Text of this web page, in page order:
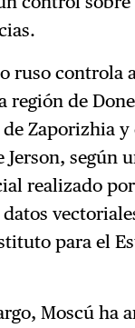
ruso controla
región de
Zaporizhia y
Jerson, según
realizado
para el
Moscú ha